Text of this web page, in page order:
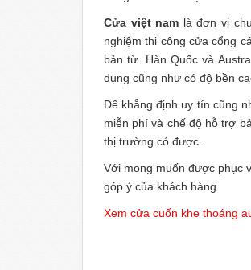
Cửa việt nam là đơn vị
nghiệm thi công cửa cổng
bản từ Hàn Quốc và
dụng cũng như có độ bền
Để khẳng định uy tín cũng
miễn phí và chế độ hỗ trợ
thị trường có được .
Với mong muốn được phục
góp ý của khách hàng.
Xem cửa cuốn khe thoáng